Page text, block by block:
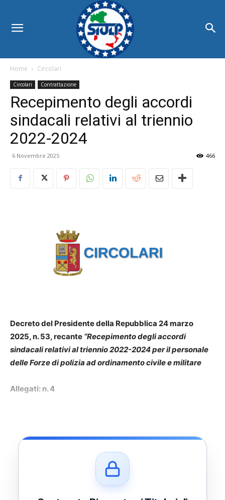
Home Circolari
Circolari Contrattazione
Recepimento degli accordi
sindacali relativi al triennio
2022-2024
6 Novembre 2025 466
Decreto del Presidente della Repubblica 24 marzo
2025, n. 53, recante “Recepimento degli accordi
sindacali relativi al triennio 2022-2024 per il personale
delle Forze di polizia ad ordinamento civile e militare
Allegati: n. 4